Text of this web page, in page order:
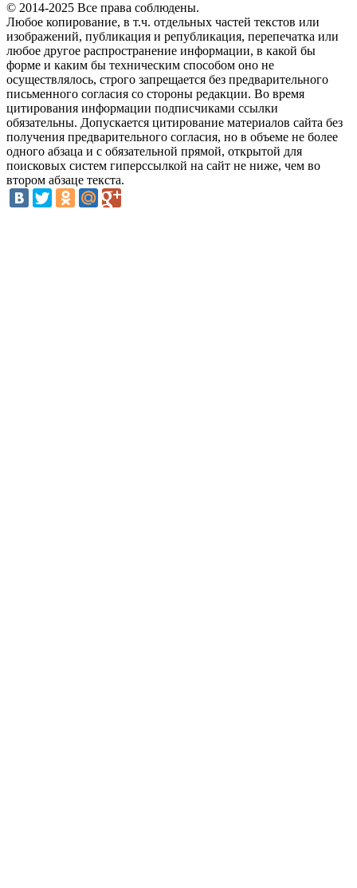
© 2014-2025 Все права соблюдены.
Любое копирование, в т.ч. отдельных частей текстов или
изображений, публикация и републикация, перепечатка или
любое другое распространение информации, в какой бы
форме и каким бы техническим способом оно не
осуществлялось, строго запрещается без предварительного
письменного согласия со стороны редакции. Во время
цитирования информации подписчиками ссылки
обязательны. Допускается цитирование материалов сайта без
получения предварительного согласия, но в объеме не более
одного абзаца и с обязательной прямой, открытой для
поисковых систем гиперссылкой на сайт не ниже, чем во
втором абзаце текста.